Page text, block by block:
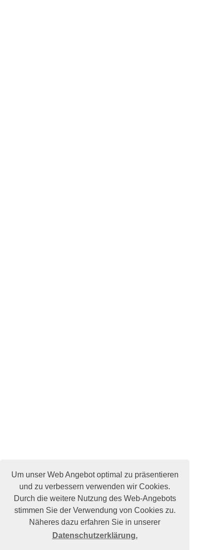
Um unser Web Angebot optimal zu präsentieren
und zu verbessern verwenden wir Cookies.
Durch die weitere Nutzung des Web-Angebots
stimmen Sie der Verwendung von Cookies zu.
Näheres dazu erfahren Sie in unserer
Datenschutzerklärung.